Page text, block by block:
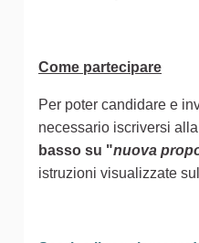
Come partecipare
Per poter candidare e
necessario iscriversi
basso su "nuova
istruzioni visualizzate